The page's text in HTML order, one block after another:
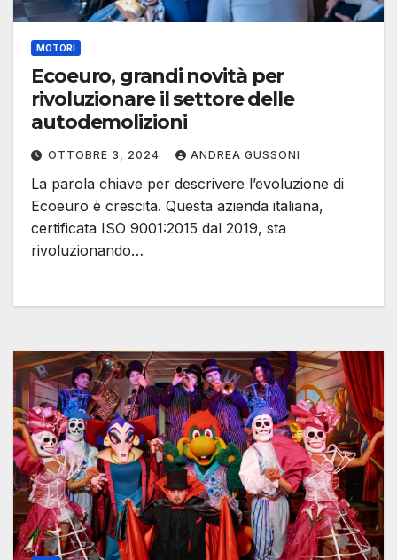
MOTORI
Ecoeuro, grandi novità per
rivoluzionare il settore delle
autodemolizioni
OTTOBRE 3, 2024 ANDREA GUSSONI
La parola chiave per descrivere l’evoluzione di
Ecoeuro è crescita. Questa azienda italiana,
certificata ISO 9001:2015 dal 2019, sta
rivoluzionando…